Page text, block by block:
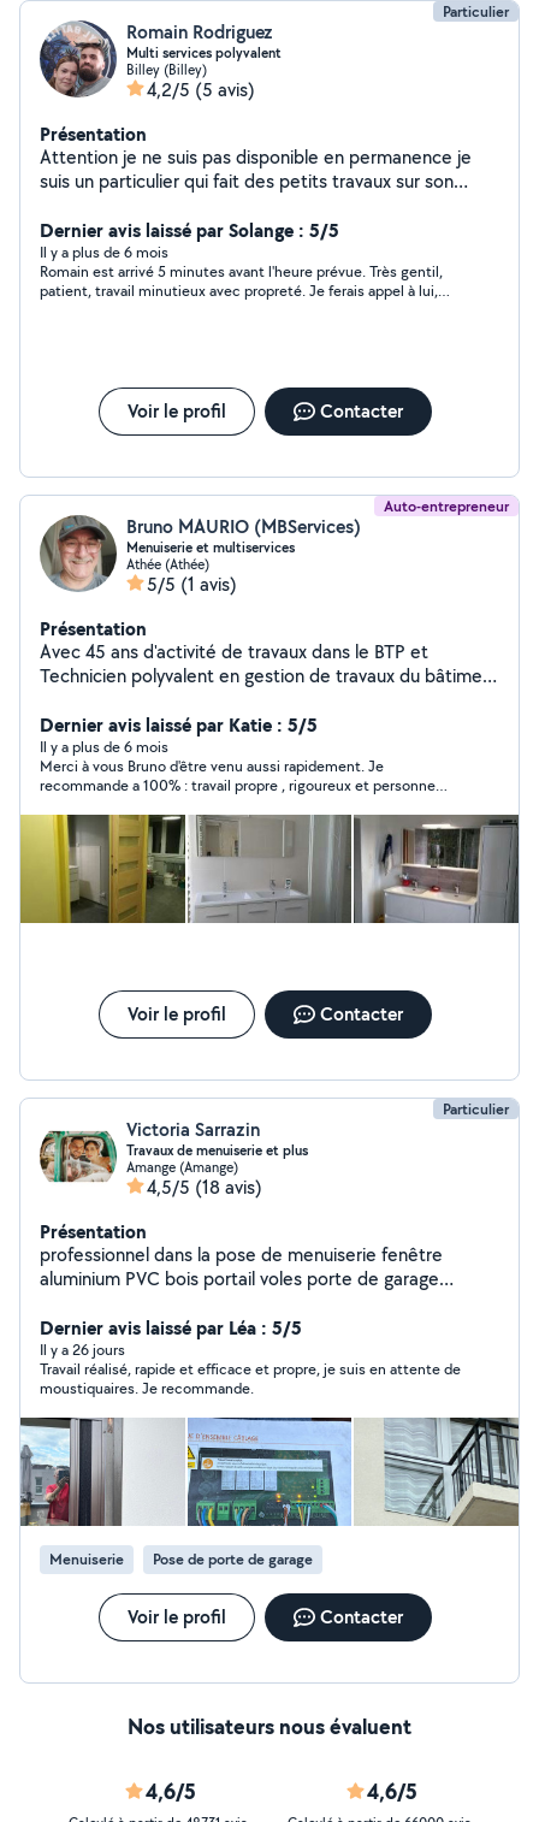
Particulier
Romain Rodriguez
Multi services polyvalent
Billey (Billey)
4,2/5 (5 avis)
Présentation
Attention je ne suis pas disponible en permanence je
suis un particulier qui fait des petits travaux sur son
réponses qui peuvent ne pas être rapides. Bonjour a
vous ! Je m'appelle Romain, j'ai travaillé de longues
années avec mon papa sur des chantiers de rénovations
de maisons. Je suis donc tout à fait à l'aise pour tous
débroussaillage. Je dispose d'un nettoyeur haute
pression a la location ou avec mes services inclus pour
soigné et propre
Dernier avis laissé par Solange : 5/5
Il y a plus de 6 mois
Romain est arrivé 5 minutes avant l'heure prévue. Très gentil,
patient, travail minutieux avec propreté. Je ferais appel à lui,
Voir le profil Contacter
Auto-entrepreneur
Bruno MAURIO (MBServices)
Menuiserie et multiservices
Athée (Athée)
5/5 (1 avis)
Présentation
Avec 45 ans d'activité de travaux dans le BTP et
Technicien polyvalent en gestion de travaux du bâtiment
volets roulant , menuiseries intérieur et extérieur , mise
en jeu rabotage , remplacement de quincaillerie
serrures , ouverture de portes .
Dernier avis laissé par Katie : 5/5
Il y a plus de 6 mois
Merci à vous Bruno d'être venu aussi rapidement. Je
recommande a 100% : travail propre , rigoureux et personne
sécurité ma famille. Au plaisir de faire affaire avec vous une
nouvelle fois ...
Voir le profil Contacter
Particulier
Victoria Sarrazin
Travaux de menuiserie et plus
Amange (Amange)
4,5/5 (18 avis)
Présentation
professionnel dans la pose de menuiserie fenêtre
aluminium PVC bois portail voles porte de garage
expérience de 18 ans vous n'avez rien à prévoir
concernant les accessoires de pose. travail rapide et
bien fait, je reste à votre disposition merci
Dernier avis laissé par Léa : 5/5
Il y a 26 jours
Travail réalisé, rapide et efficace et propre, je suis en attente de
moustiquaires. Je recommande.
Menuiserie Pose de porte de garage
Voir le profil Contacter
Nos utilisateurs nous évaluent
4,6/5 4,6/5